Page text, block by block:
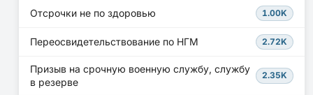
Отсрочки не по здоровью 1.00K
Переосвидетельствование по НГМ 2.72K
Призыв на срочную военную службу, службу
в резерве
2.35K